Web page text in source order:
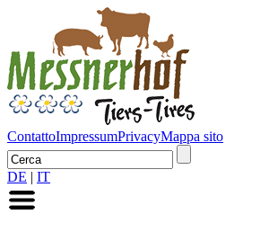
ContattoImpressumPrivacyMappa sito
DE | IT